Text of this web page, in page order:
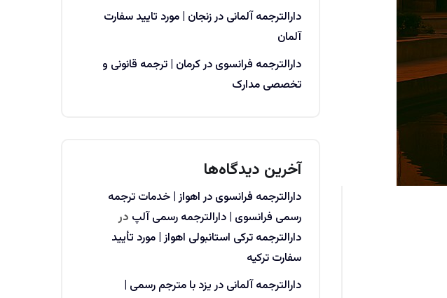
دارالترجمه آلمانی در زنجان | مورد تایید سفارت
آلمان
دارالترجمه فرانسوی در کرمان | ترجمه قانونی و
تخصصی مدارک
آخرین دیدگاه‌ها
دارالترجمه فرانسوی در اهواز | خدمات ترجمه
رسمی فرانسوی | دارالترجمه رسمی آلپ در
دارالترجمه ترکی استانبولی اهواز | مورد تأیید
سفارت ترکیه
دارالترجمه آلمانی در یزد با مترجم رسمی |